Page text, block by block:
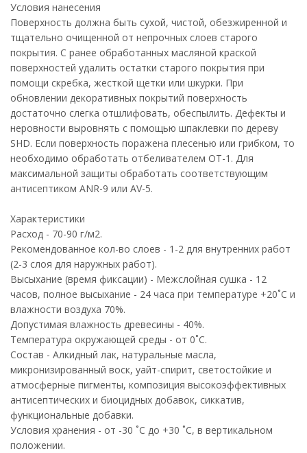
Условия нанесения
Поверхность должна быть сухой, чистой, обезжиренной и
тщательно очищенной от непрочных слоев старого
покрытия. С ранее обработанных масляной краской
поверхностей удалить остатки старого покрытия при
помощи скребка, жесткой щетки или шкурки. При
обновлении декоративных покрытий поверхность
достаточно слегка отшлифовать, обеспылить. Дефекты и
неровности выровнять с помощью шпаклевки по дереву
SHD. Если поверхность поражена плесенью или грибком, то
необходимо обработать отбеливателем ОТ-1. Для
максимальной защиты обработать соответствующим
антисептиком ANR-9 или AV-5.
Характеристики
Расход - 70-90 г/м2.
Рекомендованное кол-во слоев - 1-2 для внутренних работ
(2-3 слоя для наружных работ).
Высыхание (время фиксации) - Межслойная сушка - 12
часов, полное высыхание - 24 часа при температуре +20˚С и
влажности воздуха 70%.
Допустимая влажность древесины - 40%.
Температура окружающей среды - от 0˚С.
Состав - Алкидный лак, натуральные масла,
микронизированный воск, уайт-спирит, светостойкие и
атмосферные пигменты, композиция высокоэффективных
антисептических и биоцидных добавок, сиккатив,
функциональные добавки.
Условия хранения - от -30 ˚С до +30 ˚С, в вертикальном
положении.